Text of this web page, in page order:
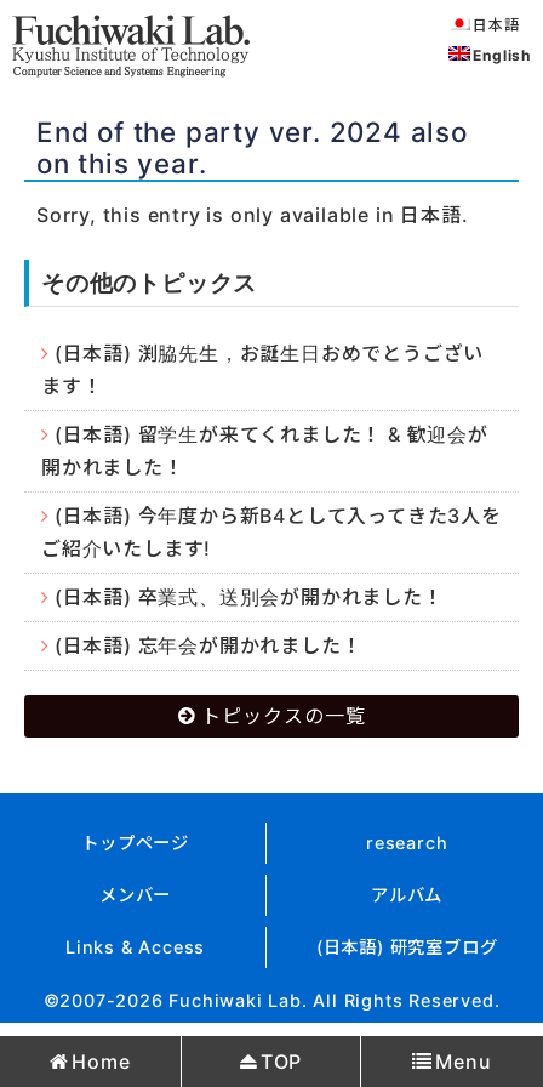
日本語
English
End of the party ver. 2024 also
on this year.
Sorry, this entry is only available in 日本語.
その他のトピックス
(日本語) 渕脇先生，お誕生日おめでとうござい
ます！
(日本語) 留学生が来てくれました！ & 歓迎会が
開かれました！
(日本語) 今年度から新B4として入ってきた3人を
ご紹介いたします!
(日本語) 卒業式、送別会が開かれました！
(日本語) 忘年会が開かれました！
トピックスの一覧
トップページ research
メンバー アルバム
Links & Access (日本語) 研究室ブログ
©2007-2026 Fuchiwaki Lab. All Rights Reserved.
Home TOP Menu